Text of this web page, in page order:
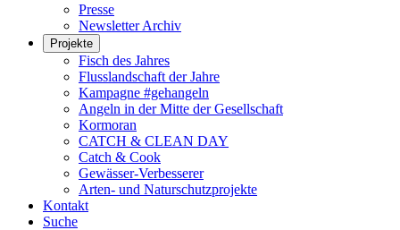
Presse
Newsletter Archiv
Projekte
Fisch des Jahres
Flusslandschaft der Jahre
Kampagne #gehangeln
Angeln in der Mitte der Gesellschaft
Kormoran
CATCH & CLEAN DAY
Catch & Cook
Gewässer-Verbesserer
Arten- und Naturschutzprojekte
Kontakt
Suche